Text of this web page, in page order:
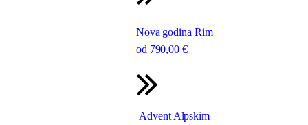
Nova godina Rim
od 790,00 €
Advent Alpskim